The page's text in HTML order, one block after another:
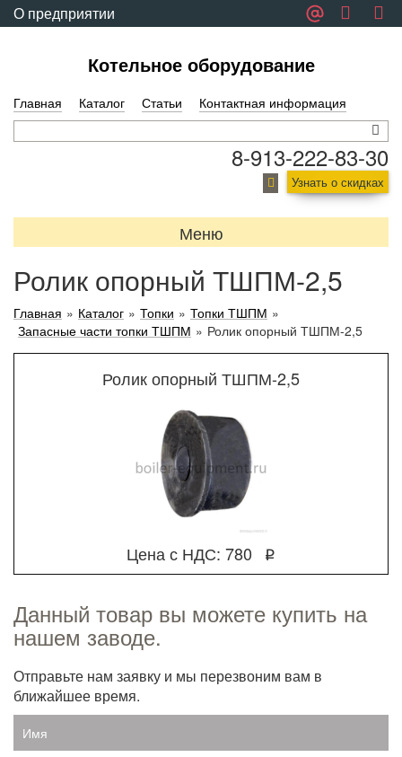
О предприятии
Котельное оборудование
Главная Каталог Статьи Контактная информация
8-913-222-83-30
Узнать о скидках
Меню
Ролик опорный ТШПМ-2,5
Главная » Каталог » Топки » Топки ТШПМ »
Запасные части топки ТШПМ » Ролик опорный ТШПМ-2,5
Ролик опорный ТШПМ-2,5
Цена с НДС: 780 q
Данный товар вы можете купить на
нашем заводе.
Отправьте нам заявку и мы перезвоним вам в
ближайшее время.
Имя